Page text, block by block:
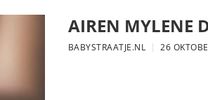
AIREN MYLENE
BABYSTRAATJE.NL 26